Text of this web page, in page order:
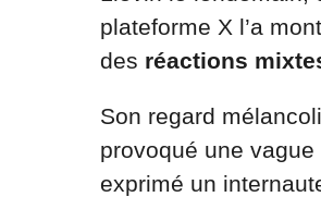
plateforme X l’a
des réactions
Son regard
provoqué une vague
exprimé un